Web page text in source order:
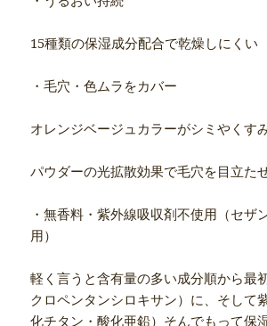
15種類の保湿成分配合で乾燥しにくい
・毛穴・色ムラをカバー
オレンジベージュカラーがシミやくす
パウダーの光拡散効果で毛穴を目立た
・無香料・紫外線吸収剤不使用（セザ
用）
軽く言うと含有量の多い成分順から最
クロペンタンシロキサン）に、そして
化チタン・酸化亜鉛）そんでもって保